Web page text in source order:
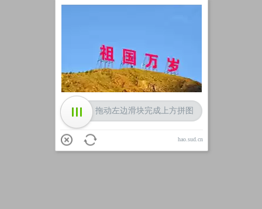
拖动左边滑块完成上方拼图
hao.sud.cn